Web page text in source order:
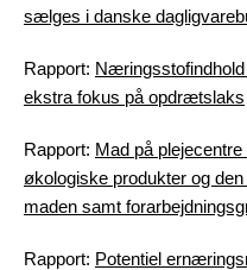
sælges i danske
Rapport:
ekstra fokus på opdrætslaks
Rapport: Mad på
økologiske produkter og
maden samt
Rapport: Potentiel